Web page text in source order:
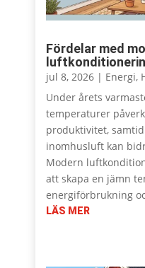
Fördelar med
jul 8, 2026| Energi,
Under årets
temperaturer
produktivitet,
inomhusluft kan
Modern
att skapa en jämn
energiförbrukning
LÄS MER